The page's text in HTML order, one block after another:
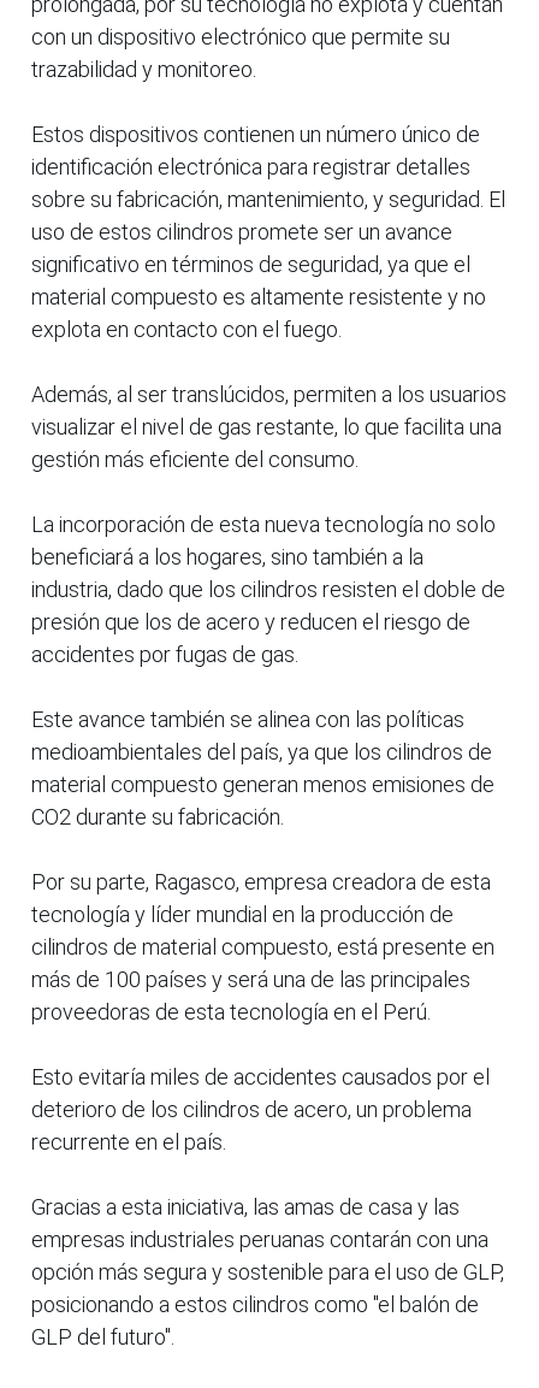
con un dispositivo electrónico que permite su
trazabilidad y monitoreo.
Estos dispositivos contienen un número único de
identificación electrónica para registrar detalles
sobre su fabricación, mantenimiento, y seguridad. El
uso de estos cilindros promete ser un avance
significativo en términos de seguridad, ya que el
material compuesto es altamente resistente y no
explota en contacto con el fuego.
Además, al ser translúcidos, permiten a los usuarios
visualizar el nivel de gas restante, lo que facilita una
gestión más eficiente del consumo.
La incorporación de esta nueva tecnología no solo
beneficiará a los hogares, sino también a la
industria, dado que los cilindros resisten el doble de
presión que los de acero y reducen el riesgo de
accidentes por fugas de gas.
Este avance también se alinea con las políticas
medioambientales del país, ya que los cilindros de
material compuesto generan menos emisiones de
CO2 durante su fabricación.
Por su parte, Ragasco, empresa creadora de esta
tecnología y líder mundial en la producción de
cilindros de material compuesto, está presente en
más de 100 países y será una de las principales
proveedoras de esta tecnología en el Perú.
Esto evitaría miles de accidentes causados por el
deterioro de los cilindros de acero, un problema
recurrente en el país.
Gracias a esta iniciativa, las amas de casa y las
empresas industriales peruanas contarán con una
opción más segura y sostenible para el uso de GLP,
posicionando a estos cilindros como "el balón de
GLP del futuro".